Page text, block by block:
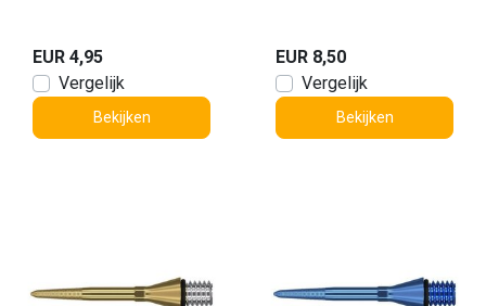
EUR 4,95
Vergelijk
Bekijken
EUR 8,50
Vergelijk
Bekijken